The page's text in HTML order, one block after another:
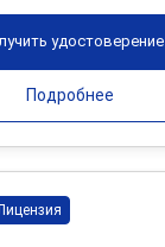
удостоверение
Подробнее